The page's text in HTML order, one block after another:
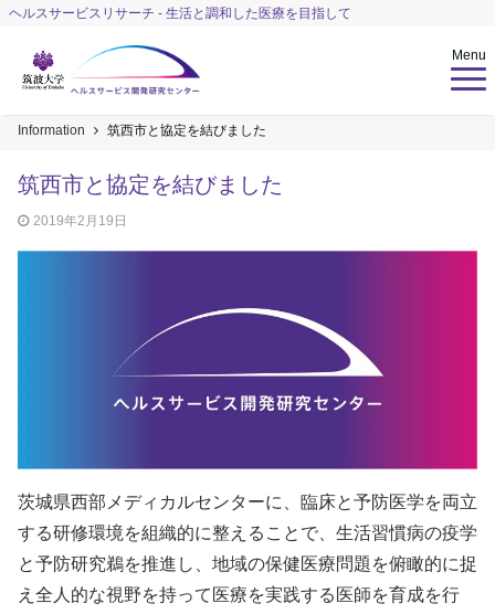
ヘルスサービスリサーチ - 生活と調和した医療を目指して
Menu
Information 筑西市と協定を結びました
筑西市と協定を結びました
2019年2月19日
茨城県西部メディカルセンターに、臨床と予防医学を両立
する研修環境を組織的に整えることで、生活習慣病の疫学
と予防研究鵜を推進し、地域の保健医療問題を俯瞰的に捉
え全人的な視野を持って医療を実践する医師を育成を行